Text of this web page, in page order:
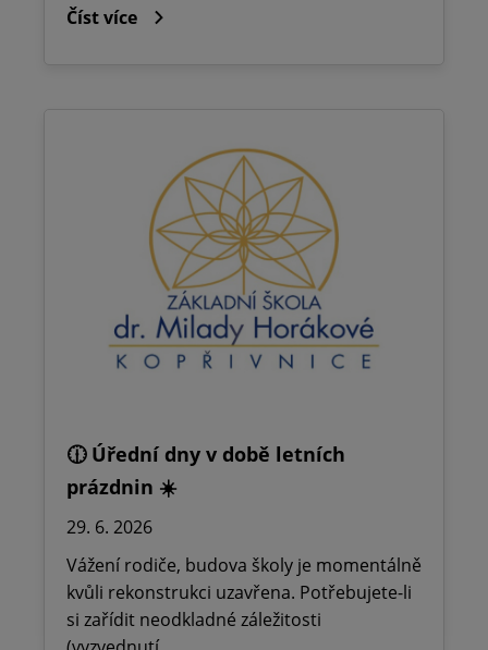
Číst více
🕧 Úřední dny v době letních
prázdnin ☀️
29. 6. 2026
Vážení rodiče, budova školy je momentálně
kvůli rekonstrukci uzavřena. Potřebujete-li
si zařídit neodkladné záležitosti